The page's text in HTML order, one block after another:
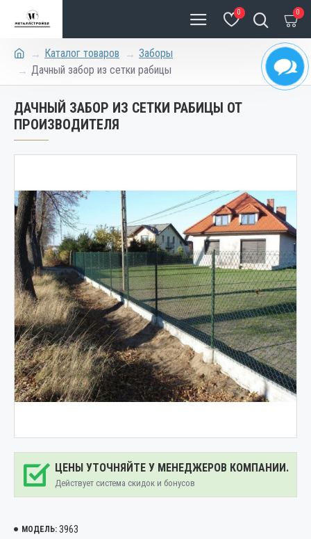
0 0
Каталог товаров
Заборы
Дачный забор из сетки рабицы
ДАЧНЫЙ ЗАБОР ИЗ СЕТКИ РАБИЦЫ ОТ
ПРОИЗВОДИТЕЛЯ
ЦЕНЫ УТОЧНЯЙТЕ У МЕНЕДЖЕРОВ КОМПАНИИ.
Действует система скидок и бонусов
МОДЕЛЬ: 3963